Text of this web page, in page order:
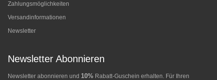
Zahlungsmöglichkeiten
Versandinformationen
Newsletter
Newsletter Abonnieren
Newsletter abonnieren und 10% Rabatt-Guschein erhalten. Für Ihren